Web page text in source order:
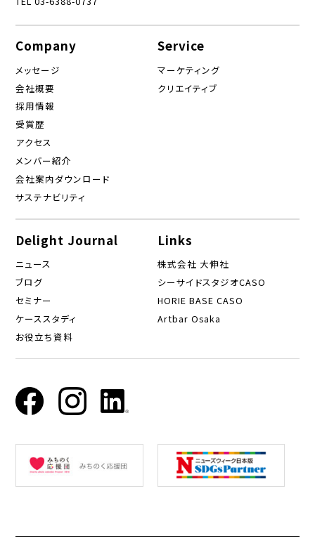
Company
メッセージ
会社概要
採用情報
受賞歴
アクセス
メンバー紹介
会社案内ダウンロード
サステナビリティ
Service
マーケティング
クリエイティブ
Delight Journal
ニュース
ブログ
セミナー
ケーススタディ
お役立ち資料
Links
株式会社 大伸社
シーサイドスタジオCASO
HORIE BASE CASO
Artbar Osaka